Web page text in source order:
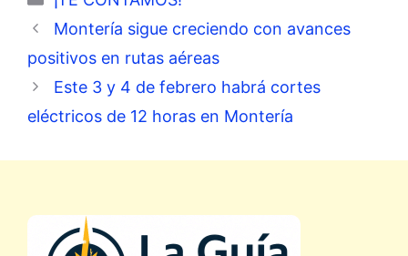
Montería sigue creciendo con avances
positivos en rutas aéreas
Este 3 y 4 de febrero habrá cortes
eléctricos de 12 horas en Montería